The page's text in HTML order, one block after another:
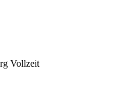
Vollzeit